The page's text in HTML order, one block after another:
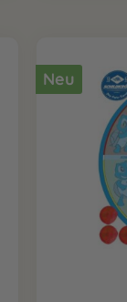
Neu